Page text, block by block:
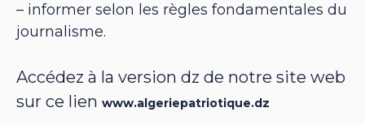
– informer selon les règles fondamentales du
journalisme.
Accédez à la version dz de notre site web
sur ce lien www.algeriepatriotique.dz